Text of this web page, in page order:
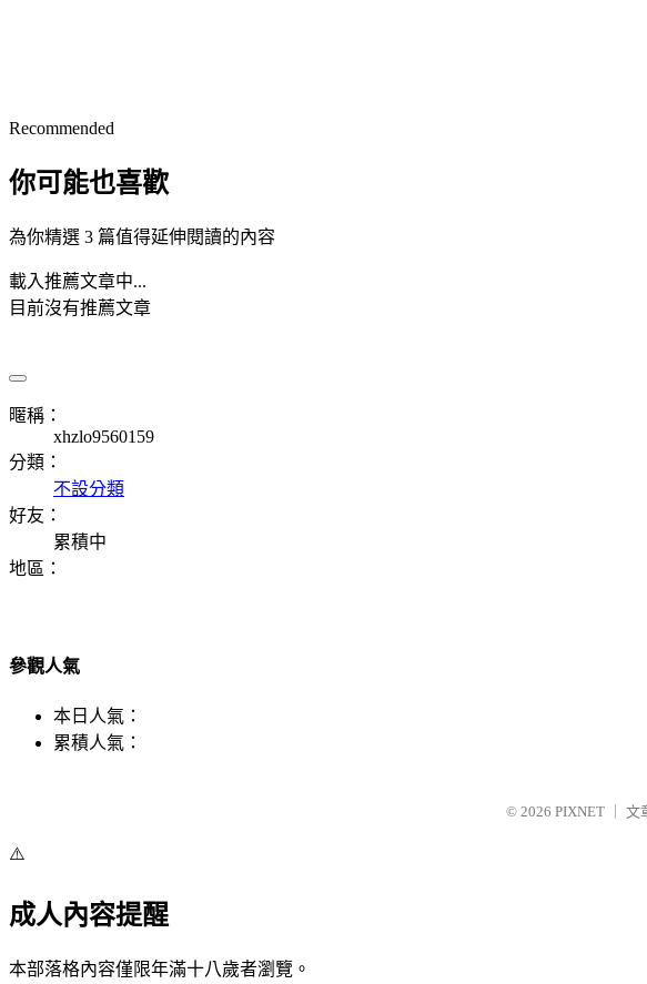
Recommended
你可能也喜歡
為你精選 3 篇值得延伸閱讀的內容
載入推薦文章中...
目前沒有推薦文章
暱稱：
xhzlo9560159
分類：
不設分類
好友：
累積中
地區：
參觀人氣
本日人氣：
累積人氣：
© 2026 PIXNET 文
⚠️
成人內容提醒
本部落格內容僅限年滿十八歲者瀏覽。